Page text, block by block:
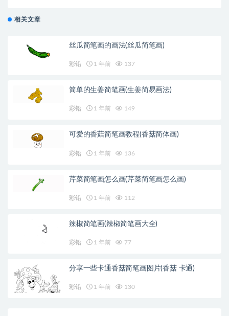
相关文章
丝瓜简笔画的画法(丝瓜简笔画)
彩铅 1 年前 137
简单的生姜简笔画(生姜简易画法)
彩铅 1 年前 149
可爱的香菇简笔画教程(香菇简体画)
彩铅 1 年前 136
芹菜简笔画怎么画(芹菜简笔画怎么画)
彩铅 1 年前 112
辣椒简笔画(辣椒简笔画大全)
彩铅 1 年前 77
分享一些卡通香菇简笔画图片(香菇 卡通)
彩铅 1 年前 130